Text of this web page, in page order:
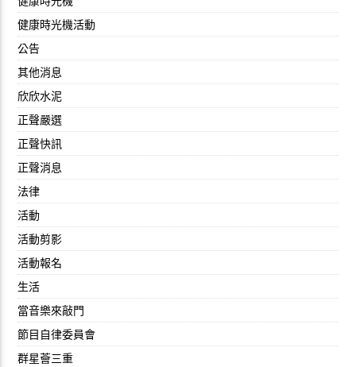
健康時光機活動
公告
其他消息
欣欣水泥
正聲嚴選
正聲快訊
正聲消息
法律
活動
活動剪影
活動報名
生活
當音樂來敲門
節目自律委員會
群星薈三重